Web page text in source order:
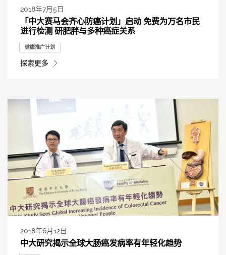
2018年7月5日
「中大赛马会齐心防癌计划」启动 免费为万名市民
进行检测 研肥胖与多种癌症关系
健康推广计划
探索更多
2018年6月12日
中大研究揭示全球大肠癌发病率有年轻化趋势